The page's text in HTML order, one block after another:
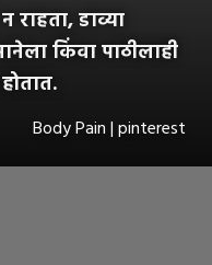
डाव्या
किंवा पाठीलाही
Body Pain | pinterest